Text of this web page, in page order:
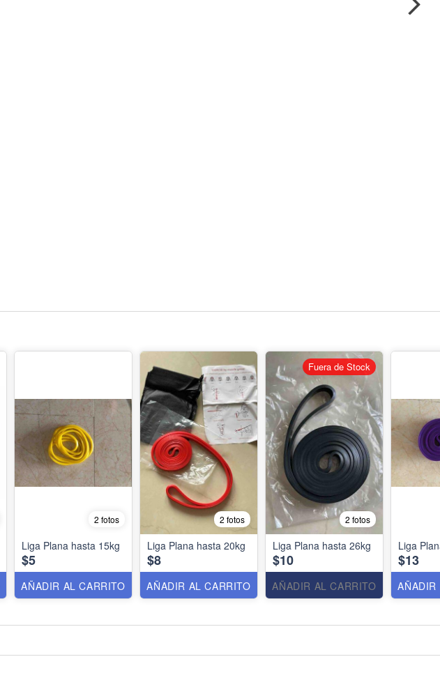
2 fotos
Liga Plana hasta 15kg
$5
AÑADIR AL CARRITO
2 fotos
Liga Plana hasta 20kg
$8
AÑADIR AL CARRITO
2 fotos
Liga Plana hasta 26kg
$10
AÑADIR AL CARRITO
Fuera de Stock
Liga
$13
AÑADIR